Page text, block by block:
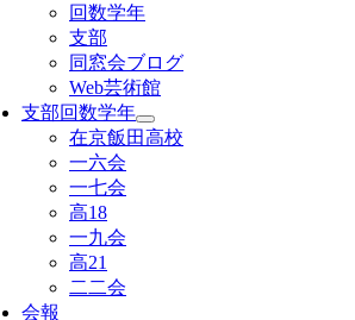
回数学年
支部
同窓会ブログ
Web芸術館
支部回数学年
在京飯田高校
一六会
一七会
高18
一九会
高21
二二会
会報